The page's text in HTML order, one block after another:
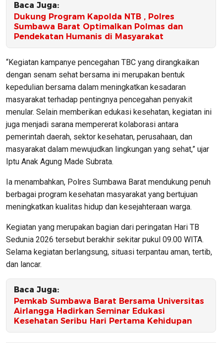
Baca Juga:
Dukung Program Kapolda NTB , Polres
Sumbawa Barat Optimalkan Polmas dan
Pendekatan Humanis di Masyarakat
“Kegiatan kampanye pencegahan TBC yang dirangkaikan
dengan senam sehat bersama ini merupakan bentuk
kepedulian bersama dalam meningkatkan kesadaran
masyarakat terhadap pentingnya pencegahan penyakit
menular. Selain memberikan edukasi kesehatan, kegiatan ini
juga menjadi sarana mempererat kolaborasi antara
pemerintah daerah, sektor kesehatan, perusahaan, dan
masyarakat dalam mewujudkan lingkungan yang sehat,” ujar
Iptu Anak Agung Made Subrata.
Ia menambahkan, Polres Sumbawa Barat mendukung penuh
berbagai program kesehatan masyarakat yang bertujuan
meningkatkan kualitas hidup dan kesejahteraan warga.
Kegiatan yang merupakan bagian dari peringatan Hari TB
Sedunia 2026 tersebut berakhir sekitar pukul 09.00 WITA.
Selama kegiatan berlangsung, situasi terpantau aman, tertib,
dan lancar.
Baca Juga:
Pemkab Sumbawa Barat Bersama Universitas
Airlangga Hadirkan Seminar Edukasi
Kesehatan Seribu Hari Pertama Kehidupan